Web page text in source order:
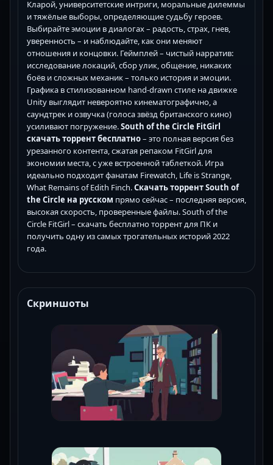
Кларой, университетские интриги, моральные дилеммы
и тяжёлые выборы, определяющие судьбу героев.
Выбирайте эмоции в диалогах – радость, страх, гнев,
уверенность – и наблюдайте, как они меняют
отношения и концовки. Геймплей – чистый нарратив:
исследование локаций, сбор улик, общение, никаких
боёв и сложных механик – только история и эмоции.
Графика в стилизованном hand-drawn стиле на движке
Unity выглядит невероятно кинематографично, а
саундтрек и озвучка (голоса звёзд британского кино)
усиливают погружение.South of the Circle FitGirl
скачать торрент бесплатно– это полная версия без
урезанного контента, сжатая репаком FitGirl для
экономии места, с уже встроенной таблеткой. Игра
идеально подходит фанатам Firewatch, Life is Strange,
What Remains of Edith Finch.Скачать торрент South of
the Circle на русском прямо сейчас – последняя версия,
высокая скорость, проверенные файлы. South of the
Circle FitGirl – скачать бесплатно торрент для ПК и
получить одну из самых трогательных историй 2022
года.
Скриншоты